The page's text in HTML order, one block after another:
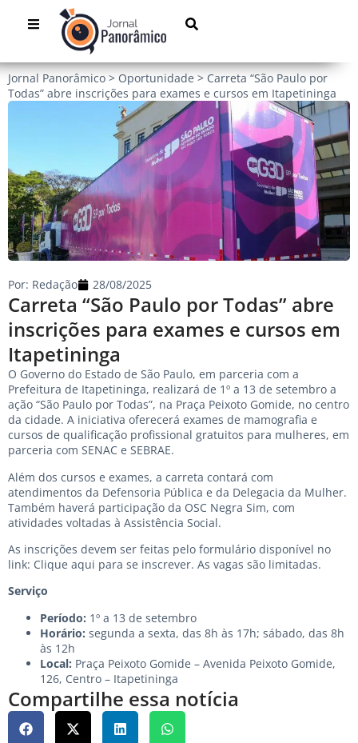
Jornal Panorâmico > Oportunidade > Carreta “São Paulo por
Todas” abre inscrições para exames e cursos em Itapetininga
Carreta “São Paulo por Todas” abre
inscrições para exames e cursos em
Itapetininga
Por: Redação 28/08/2025
O Governo do Estado de São Paulo, em parceria com a
Prefeitura de Itapetininga, realizará de 1º a 13 de setembro a
ação “São Paulo por Todas”, na Praça Peixoto Gomide, no centro
da cidade. A iniciativa oferecerá exames de mamografia e
cursos de qualificação profissional gratuitos para mulheres, em
parceria com SENAC e SEBRAE.
Além dos cursos e exames, a carreta contará com
atendimentos da Defensoria Pública e da Delegacia da Mulher.
Também haverá participação da OSC Negra Sim, com
atividades voltadas à Assistência Social.
As inscrições devem ser feitas pelo formulário disponível no
link: Clique aqui para se inscrever. As vagas são limitadas.
Serviço
Período: 1º a 13 de setembro
Horário: segunda a sexta, das 8h às 17h; sábado, das 8h
às 12h
Local: Praça Peixoto Gomide – Avenida Peixoto Gomide,
126, Centro – Itapetininga
Compartilhe essa notícia